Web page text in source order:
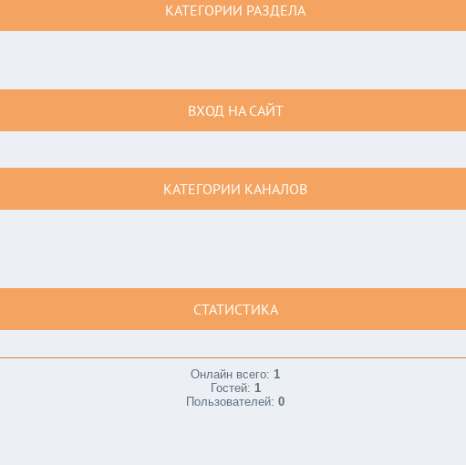
КАТЕГОРИИ РАЗДЕЛА
ВХОД НА САЙТ
КАТЕГОРИИ КАНАЛОВ
СТАТИСТИКА
Онлайн всего: 1
Гостей: 1
Пользователей: 0